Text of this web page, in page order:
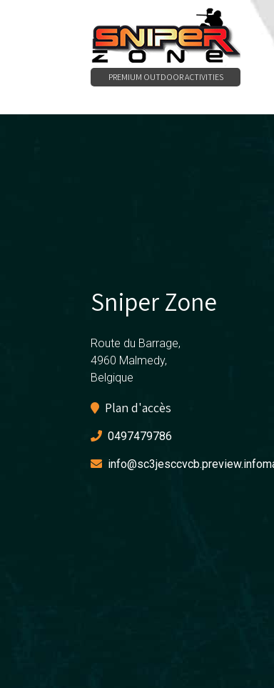
PREMIUM OUTDOOR ACTIVITIES
Sniper Zone
Route du Barrage,
4960 Malmedy,
Belgique
Plan d'accès
0497479786